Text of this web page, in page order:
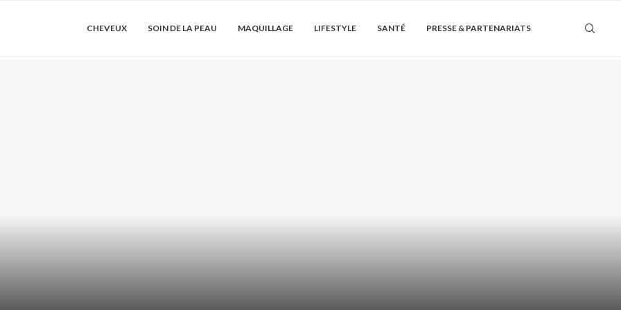
CHEVEUX SOIN DE LA PEAU MAQUILLAGE LIFESTYLE SANTÉ PRESSE & PARTENARIATS